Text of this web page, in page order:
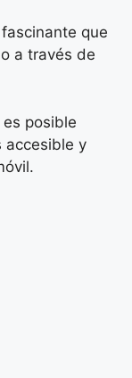
que
a través de
posible
accesible y